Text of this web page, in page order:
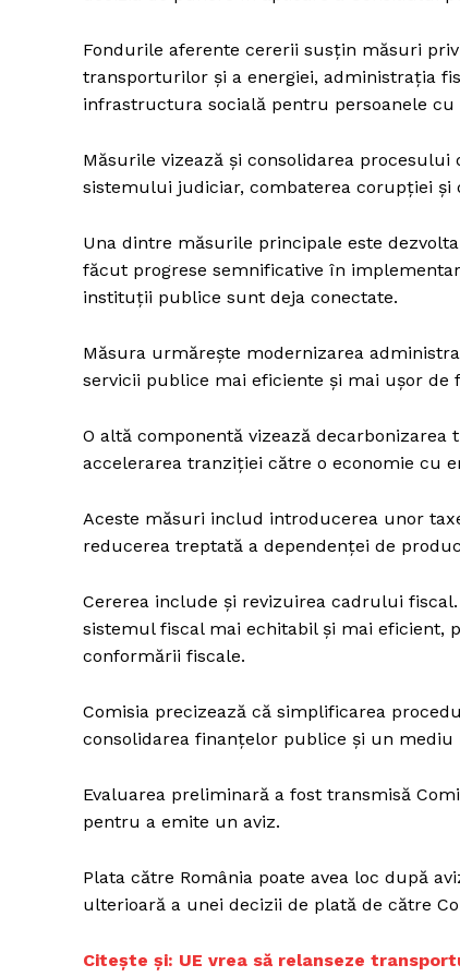
Fondurile aferente cererii susțin măsuri
transporturilor și a energiei, administrația
infrastructura socială pentru persoanele
Măsurile vizează și consolidarea
sistemului judiciar, combaterea corupției și
Una dintre măsurile principale este
făcut progrese semnificative în
instituții publice sunt deja conectate.
Măsura urmărește modernizarea
servicii publice mai eficiente și mai ușor de
O altă componentă vizează
accelerarea tranziției către o economie cu
Aceste măsuri includ introducerea unor
reducerea treptată a dependenței de
Cererea include și revizuirea cadrului
sistemul fiscal mai echitabil și mai eficient,
conformării fiscale.
Comisia precizează că simplificarea
consolidarea finanțelor publice și un
Evaluarea preliminară a fost transmisă
pentru a emite un aviz.
Plata către România poate avea loc după
ulterioară a unei decizii de plată de către
Citește și: UE vrea să relanseze